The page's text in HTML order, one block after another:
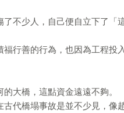
不少人，自己便自立下了「
行善的行為，也因為工程投
大橋，這點資金遠遠不夠。
代橋塌事故是並不少見，像